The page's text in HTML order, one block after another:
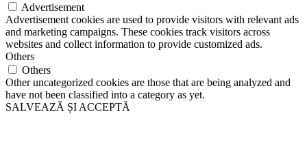
Advertisement
Advertisement cookies are used to provide visitors with relevant ads
and marketing campaigns. These cookies track visitors across
websites and collect information to provide customized ads.
Others
Others
Other uncategorized cookies are those that are being analyzed and
have not been classified into a category as yet.
SALVEAZĂ ȘI ACCEPTĂ